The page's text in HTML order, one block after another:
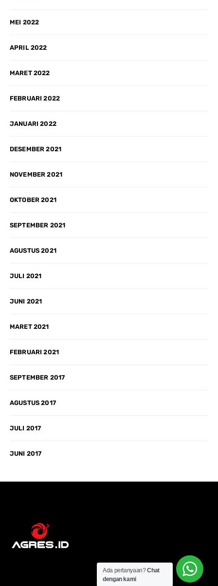
MEI 2022
APRIL 2022
MARET 2022
FEBRUARI 2022
JANUARI 2022
DESEMBER 2021
NOVEMBER 2021
OKTOBER 2021
SEPTEMBER 2021
AGUSTUS 2021
JULI 2021
JUNI 2021
MARET 2021
FEBRUARI 2021
SEPTEMBER 2017
AGUSTUS 2017
JULI 2017
JUNI 2017
Ada pertanyaan?Chat
dengan kami